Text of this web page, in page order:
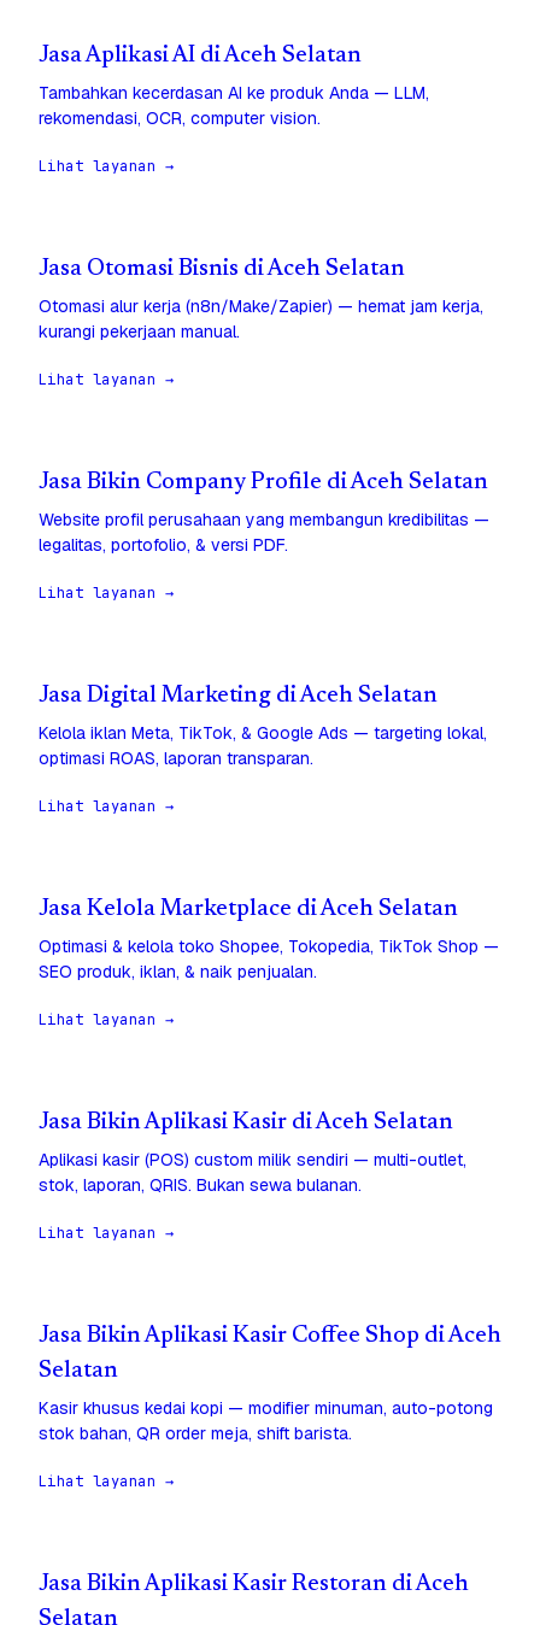
Jasa Aplikasi AI di Aceh Selatan
Tambahkan kecerdasan AI ke produk Anda — LLM,
rekomendasi, OCR, computer vision.
Lihat layanan →
Jasa Otomasi Bisnis di Aceh Selatan
Otomasi alur kerja (n8n/Make/Zapier) — hemat jam kerja,
kurangi pekerjaan manual.
Lihat layanan →
Jasa Bikin Company Profile di Aceh Selatan
Website profil perusahaan yang membangun kredibilitas —
legalitas, portofolio, & versi PDF.
Lihat layanan →
Jasa Digital Marketing di Aceh Selatan
Kelola iklan Meta, TikTok, & Google Ads — targeting lokal,
optimasi ROAS, laporan transparan.
Lihat layanan →
Jasa Kelola Marketplace di Aceh Selatan
Optimasi & kelola toko Shopee, Tokopedia, TikTok Shop —
SEO produk, iklan, & naik penjualan.
Lihat layanan →
Jasa Bikin Aplikasi Kasir di Aceh Selatan
Aplikasi kasir (POS) custom milik sendiri — multi-outlet,
stok, laporan, QRIS. Bukan sewa bulanan.
Lihat layanan →
Jasa Bikin Aplikasi Kasir Coffee Shop di Aceh
Selatan
Kasir khusus kedai kopi — modifier minuman, auto-potong
stok bahan, QR order meja, shift barista.
Lihat layanan →
Jasa Bikin Aplikasi Kasir Restoran di Aceh
Selatan